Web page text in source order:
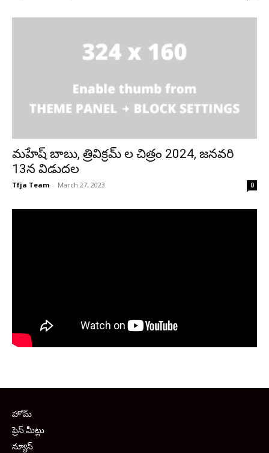
మ‌హేష్ బాబు, త్రివిక్రమ్ ల చిత్రం 2024, జనవరి
13న విడుదల
Tfja Team - March 27, 2023 0
హోమ్
ప్రెస్ మీట్లు
న్యూస్